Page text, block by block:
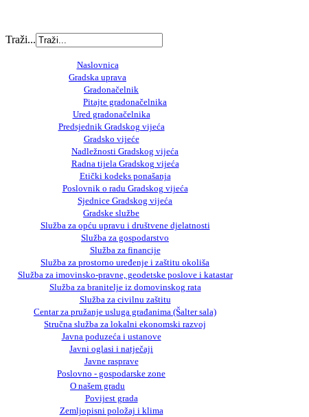
Traži...
Naslovnica
Gradska uprava
Gradonačelnik
Pitajte gradonačelnika
Ured gradonačelnika
Predsjednik Gradskog vijeća
Gradsko vijeće
Nadležnosti Gradskog vijeća
Radna tijela Gradskog vijeća
Etički kodeks ponašanja
Poslovnik o radu Gradskog vijeća
Sjednice Gradskog vijeća
Gradske službe
Služba za opću upravu i društvene djelatnosti
Služba za gospodarstvo
Služba za financije
Služba za prostorno uređenje i zaštitu okoliša
Služba za imovinsko-pravne, geodetske poslove i katastar
Služba za branitelje iz domovinskog rata
Služba za civilnu zaštitu
Centar za pružanje usluga građanima (Šalter sala)
Stručna služba za lokalni ekonomski razvoj
Javna poduzeća i ustanove
Javni oglasi i natječaji
Javne rasprave
Poslovno - gospodarske zone
O našem gradu
Povijest grada
Zemljopisni položaj i klima